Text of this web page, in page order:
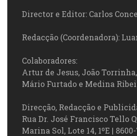
Director e Editor: Carlos
Redacção (Coordenadora):
Colaboradores:
Artur de Jesus, João
Mário Furtado e Medina
Direcção, Redacção e
Rua Dr. José Francisco Tello
Marina Sol, Lote 14, 1ºE |